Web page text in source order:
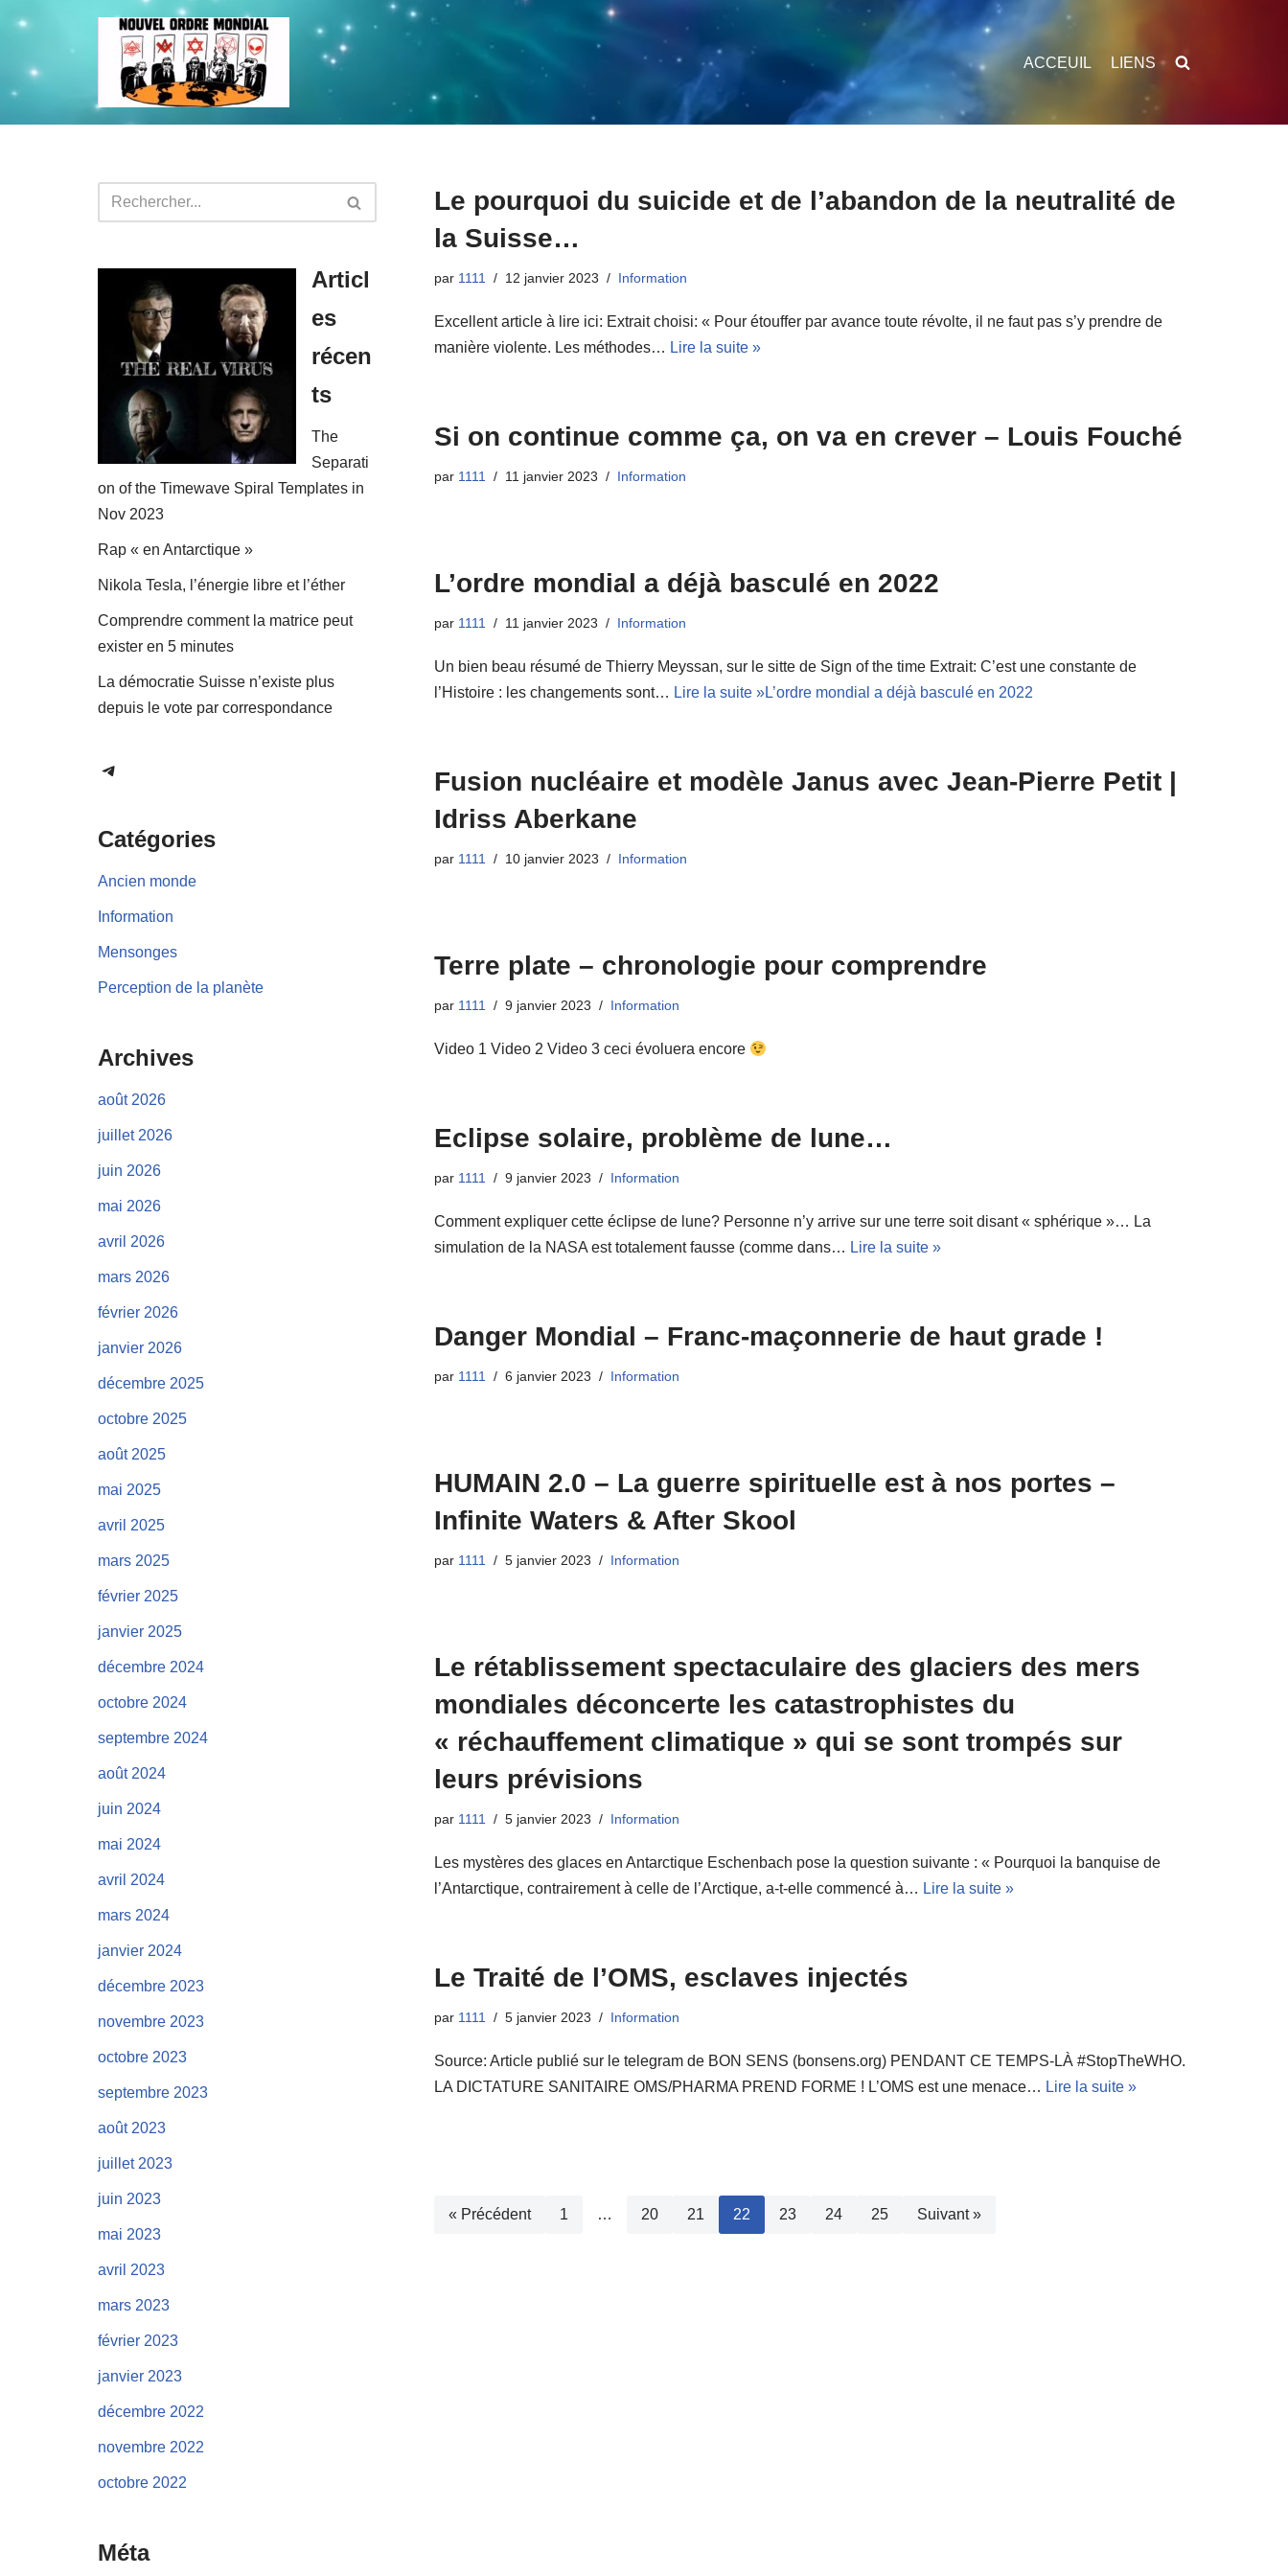
au
ACCEUIL LIENS
Articl
es
récen
ts
The
Separati
on of the Timewave Spiral Templates in
Nov 2023
Rap « en Antarctique »
Nikola Tesla, l’énergie libre et l’éther
Comprendre comment la matrice peut
exister en 5 minutes
La démocratie Suisse n’existe plus
depuis le vote par correspondance
Catégories
Ancien monde
Information
Mensonges
Perception de la planète
Archives
août 2026
juillet 2026
juin 2026
mai 2026
avril 2026
mars 2026
février 2026
janvier 2026
décembre 2025
octobre 2025
août 2025
mai 2025
avril 2025
mars 2025
février 2025
janvier 2025
décembre 2024
octobre 2024
septembre 2024
août 2024
juin 2024
mai 2024
avril 2024
mars 2024
janvier 2024
décembre 2023
novembre 2023
octobre 2023
septembre 2023
août 2023
juillet 2023
juin 2023
mai 2023
avril 2023
mars 2023
février 2023
janvier 2023
décembre 2022
novembre 2022
octobre 2022
Méta
Le pourquoi du suicide et de l’abandon de la neutralité de
la Suisse…
par 1111 12 janvier 2023 Information
Excellent article à lire ici: Extrait choisi: « Pour étouffer par avance toute révolte, il ne faut pas s’y prendre de
manière violente. Les méthodes… Lire la suite »
Si on continue comme ça, on va en crever – Louis Fouché
par 1111 11 janvier 2023 Information
L’ordre mondial a déjà basculé en 2022
par 1111 11 janvier 2023 Information
Un bien beau résumé de Thierry Meyssan, sur le sitte de Sign of the time Extrait: C’est une constante de
l’Histoire : les changements sont… Lire la suite »L’ordre mondial a déjà basculé en 2022
Fusion nucléaire et modèle Janus avec Jean-Pierre Petit |
Idriss Aberkane
par 1111 10 janvier 2023 Information
Terre plate – chronologie pour comprendre
par 1111 9 janvier 2023 Information
Video 1 Video 2 Video 3 ceci évoluera encore
Eclipse solaire, problème de lune…
par 1111 9 janvier 2023 Information
Comment expliquer cette éclipse de lune? Personne n’y arrive sur une terre soit disant « sphérique »… La
simulation de la NASA est totalement fausse (comme dans… Lire la suite »
Danger Mondial – Franc-maçonnerie de haut grade !
par 1111 6 janvier 2023 Information
HUMAIN 2.0 – La guerre spirituelle est à nos portes –
Infinite Waters & After Skool
par 1111 5 janvier 2023 Information
Le rétablissement spectaculaire des glaciers des mers
mondiales déconcerte les catastrophistes du
« réchauffement climatique » qui se sont trompés sur
leurs prévisions
par 1111 5 janvier 2023 Information
Les mystères des glaces en Antarctique Eschenbach pose la question suivante : « Pourquoi la banquise de
l’Antarctique, contrairement à celle de l’Arctique, a-t-elle commencé à… Lire la suite »
Le Traité de l’OMS, esclaves injectés
par 1111 5 janvier 2023 Information
Source: Article publié sur le telegram de BON SENS (bonsens.org) PENDANT CE TEMPS-LÀ #StopTheWHO.
LA DICTATURE SANITAIRE OMS/PHARMA PREND FORME ! L’OMS est une menace… Lire la suite »
« Précédent 1 … 20 21 22 23 24 25 Suivant »